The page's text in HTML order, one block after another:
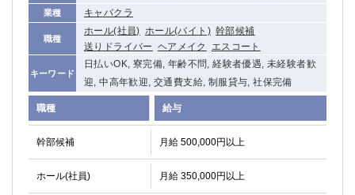
業種 キャバクラ
職種
ホール(社員) ホール(バイト) 幹部候補
送りドライバー ヘアメイク エスコート
キーワード
日払いOK, 寮完備, 年齢不問, 経験者優遇, 未経験者歓
迎, 中高年歓迎, 交通費支給, 制服貸与, 社保完備
職種 給与
幹部候補 月給 500,000円以上
ホール(社員) 月給 350,000円以上
宇都宮
小山
東武宇都宮（宇都宮西口）
茨城県
土浦 ひたち野うしく
群馬県